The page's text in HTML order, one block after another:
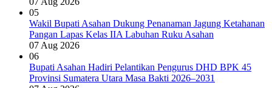
05
Wakil Bupati Asahan Dukung Penanaman Jagung Ketahanan
Pangan Lapas Kelas IIA Labuhan Ruku Asahan
07 Aug 2026
06
Bupati Asahan Hadiri Pelantikan Pengurus DHD BPK 45
Provinsi Sumatera Utara Masa Bakti 2026–2031